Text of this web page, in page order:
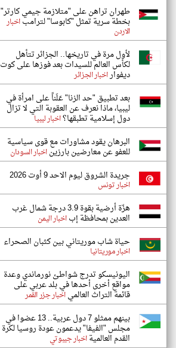
طهران تراهن على "متلازمة جيمي كارتر"
بخطة سرية تمثل "كابوسا" لترامباخبار
الاردن
لأول مرة في تاريخها.. الجزائر تتأهل
لكأس العالم للسيدات بعد فوزها على كوت
ديفواراخبار الجزائر
بعد تطبيق "حد الزنا" عَلَناً على امرأة في
ليبيا، ماذا نعرف عن العقوبة التي لا تزال
دول إسلامية تطبقها؟اخبار ليبيا
البرهان يقود مشاورات مع قوى سياسية
للعفو عن معارضين بارزيناخبار السودان
جريدة الشروق ليوم الاحد 9 أوت 2026
اخبار تونس
هزّة أرضية بقوة 3.9 درجة شمال غرب
العدين بمحافظة إباخبار اليمن
حياة شاب موريتاني بين كثبان الصحراء
اخبار موريتانيا
اليونيسكو تدرج شواطئ نورماندي وعدة
مواقع أخرى أحدها في بلد عربي على
قائمة التراث العالمياخبار جزر القمر
بينهم ممثلو 7 دول عربية.. 13 عضوا في
مجلس "الفيفا" يدعمون عودة روسيا لكرة
القدم العالميةاخبار جيبوتي